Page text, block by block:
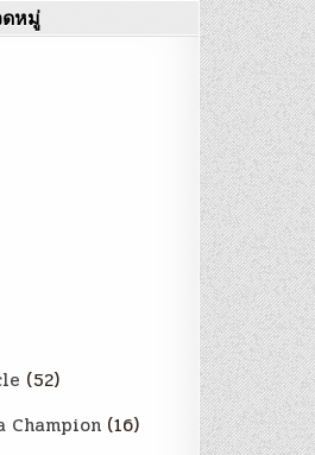
หมู่
(52)
Champion (16)